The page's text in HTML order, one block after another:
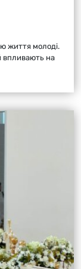
життя молоді.
впливають на